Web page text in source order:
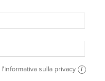
sulla privacy i